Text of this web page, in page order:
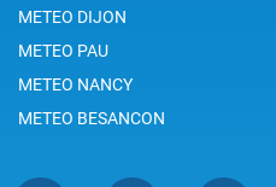
METEO DIJON
METEO PAU
METEO NANCY
METEO BESANCON